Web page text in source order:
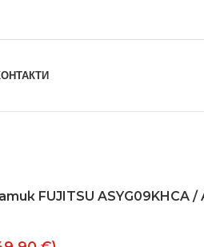
FUJITSU ASYG09KHCA /